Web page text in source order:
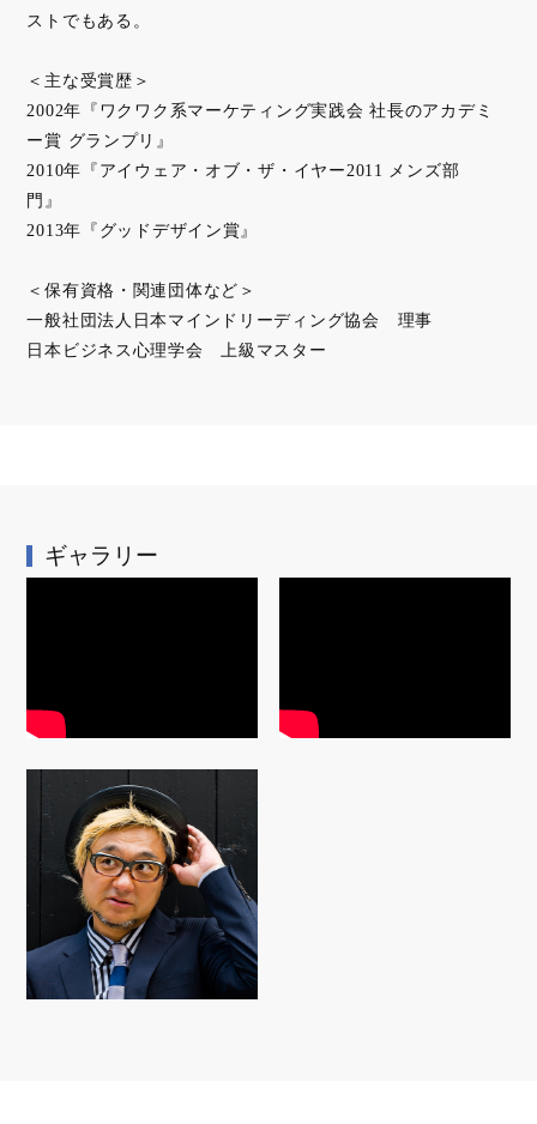
ストでもある。
＜主な受賞歴＞
2002年『ワクワク系マーケティング実践会 社長のアカデミ
ー賞 グランプリ』
2010年『アイウェア・オブ・ザ・イヤー2011 メンズ部
門』
2013年『グッドデザイン賞』
＜保有資格・関連団体など＞
一般社団法人日本マインドリーディング協会 理事
日本ビジネス心理学会 上級マスター
ギャラリー